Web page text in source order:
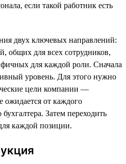
если такой работник есть
двух ключевых направлений:
общих для всех сотрудников,
для каждой роли. Сначала
уровень. Для этого нужно
цели компании —
ожидается от каждого
Затем переходить
каждой позиции.